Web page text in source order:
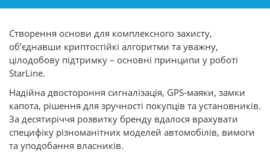
Створення основи для комплексного захисту,
об’єднавши криптостійкі алгоритми та уважну,
цілодобову підтримку – основні принципи у роботі
StarLine.
Надійна двостороння сигналізація, GPS-маяки, замки
капота, рішення для зручності покупців та установників.
За десятиріччя розвитку бренду вдалося врахувати
специфіку різноманітних моделей автомобілів, вимоги
та уподобання власників.